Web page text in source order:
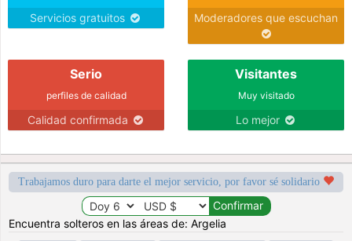
Servicios gratuitos Moderadores que escuchan
Serio
perfiles de calidad
Calidad confirmada
Visitantes
Muy visitado
Lo mejor
Trabajamos duro para darte el mejor servicio, por favor sé solidario
Encuentra solteros en las áreas de: Argelia